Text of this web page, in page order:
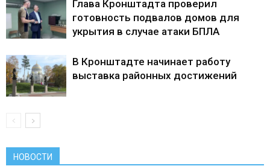
Глава Кронштадта проверил
готовность подвалов домов для
укрытия в случае атаки БПЛА
В Кронштадте начинает работу
выставка районных достижений
НОВОСТИ